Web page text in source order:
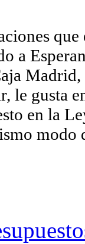
a
le gusta
en la
modo